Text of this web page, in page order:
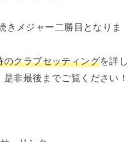
きメジャー二勝目となりま
のクラブセッティングを詳し
非最後までご覧ください！